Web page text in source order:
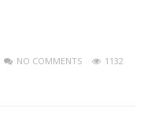
NO COMMENTS
1132